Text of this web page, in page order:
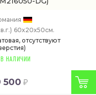
60x20x50см.
отсутствуют
В НАЛИЧИИ
500